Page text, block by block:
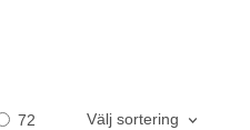
72 Välj sortering